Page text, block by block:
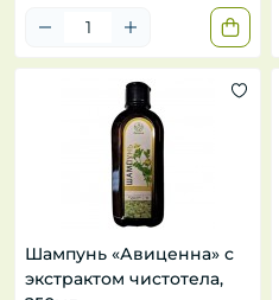
Шампунь «Авиценна» с
экстрактом чистотела,